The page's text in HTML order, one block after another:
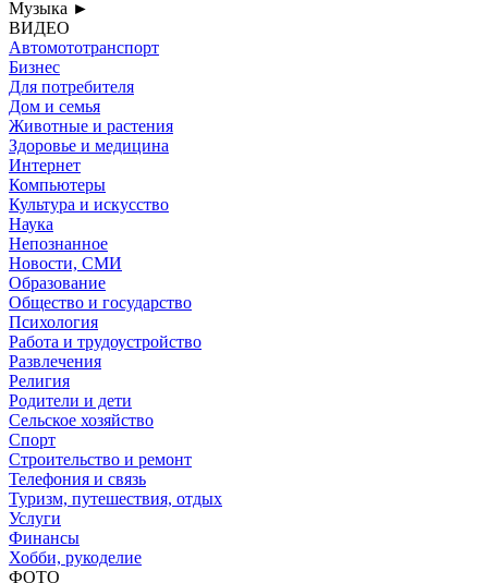
Музыка ►
ВИДЕО
Автомототранспорт
Бизнес
Для потребителя
Дом и семья
Животные и растения
Здоровье и медицина
Интернет
Компьютеры
Культура и искусство
Наука
Непознанное
Новости, СМИ
Образование
Общество и государство
Психология
Работа и трудоустройство
Развлечения
Религия
Родители и дети
Сельское хозяйство
Спорт
Строительство и ремонт
Телефония и связь
Туризм, путешествия, отдых
Услуги
Финансы
Хобби, рукоделие
ФОТО